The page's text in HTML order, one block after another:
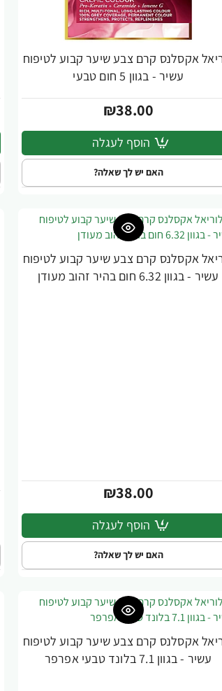
אקסלנס קרם צבע שיער קבוע לטיפוח
עשיר - בגוון 5 חום טבעי
₪38.00
הוסף לעגלה
האם יש לך שאלה?
אקסלנס קרם צבע שיער קבוע לטיפוח
עשיר - בגוון 6.32 חום בהיר זהוב מעודן
₪38.00
הוסף לעגלה
האם יש לך שאלה?
אקסלנס קרם צבע שיער קבוע לטיפוח
עשיר - בגוון 7.1 בלונד טבעי אפרפר